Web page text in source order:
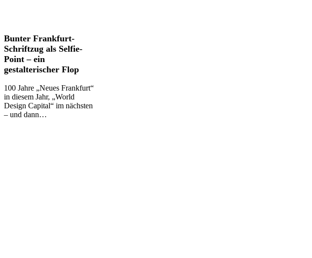
Bunter
Frankfurt-
Schriftzug
als
Selfie-
–
ein
gestalterischer
Flop
Bunter Frankfurt-
Schriftzug als Selfie-
Point – ein
gestalterischer Flop
100 Jahre „Neues Frankfurt“
in diesem Jahr, „World
Design Capital“ im nächsten
– und dann…